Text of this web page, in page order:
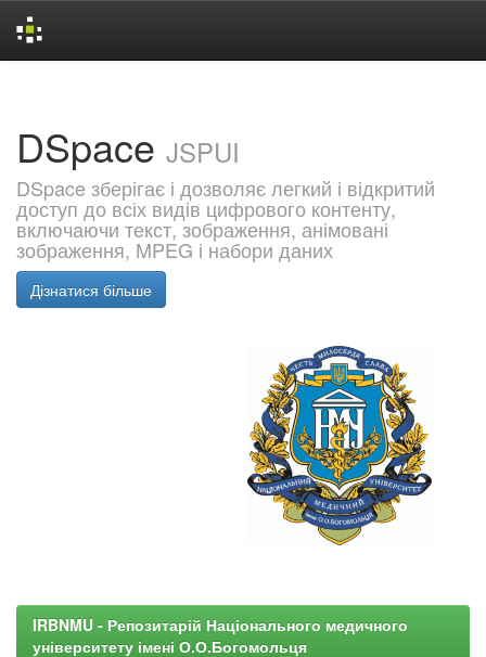
DSpace JSPUI
DSpace зберігає і дозволяє легкий і відкритий
доступ до всіх видів цифрового контенту,
включаючи текст, зображення, анімовані
зображення, MPEG і набори даних
Дізнатися більше
IRBNMU - Репозитарій Національного медичного
університету імені О.О.Богомольця